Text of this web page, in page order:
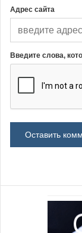
Адрес сайта
Введите слова,